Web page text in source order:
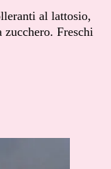
al lattosio,
zucchero. Freschi